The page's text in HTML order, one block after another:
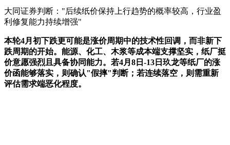
大同证券判断："后续纸价保持上行趋势的概率较高，行业盈
利修复能力持续增强"
本轮4月初下跌更可能是涨价周期中的技术性回调，而非新下
跌周期的开始。能源、化工、木浆等成本端支撑坚实，纸厂挺
价意愿强烈且具备协同能力。若4月8日-13日玖龙等纸厂的涨
价函能够落实，则确认"假摔"判断；若连续落空，则需重新
评估需求端恶化程度。